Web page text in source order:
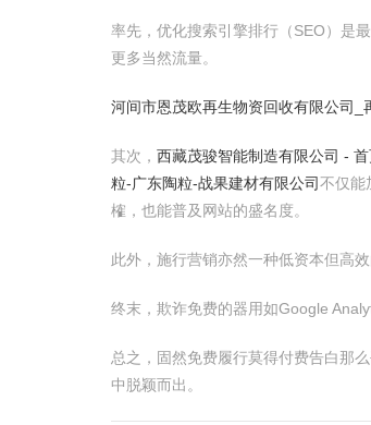
率先，优化搜索引擎排行（SEO）是
更多当然流量。
河间市恩茂欧再生物资回收有限公司_
其次， 西藏茂骏智能制造有限公司 -
粒-广东陶粒-战果建材有限公司不仅能
榷，也能普及网站的盛名度。
此外，施行营销亦然一种低资本但高
终末，欺诈免费的器用如Google
总之，固然免费履行莫得付费告白那
中脱颖而出。